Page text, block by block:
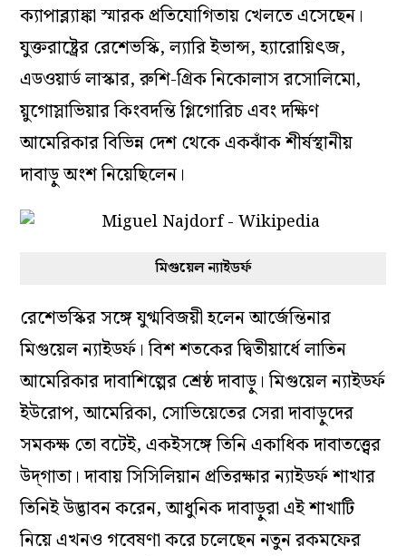
ক্যাপাব্ল্যাঙ্কা স্মারক প্রতিযোগিতায় খেলতে এসেছেন।
যুক্তরাষ্ট্রের রেশেভস্কি, ল্যারি ইভান্স, হ্যারোয়িৎজ,
এডওয়ার্ড লাস্কার, রুশি-গ্রিক নিকোলাস রসোলিমো,
য়ুগোস্লাভিয়ার কিংবদন্তি গ্লিগোরিচ এবং দক্ষিণ
আমেরিকার বিভিন্ন দেশ থেকে একঝাঁক শীর্ষস্থানীয়
দাবাড়ু অংশ নিয়েছিলেন।
মিগুয়েল ন্যাইডর্ফ
রেশেভস্কির সঙ্গে যুগ্মবিজয়ী হলেন আর্জেন্তিনার
মিগুয়েল ন্যাইডর্ফ। বিশ শতকের দ্বিতীয়ার্ধে লাতিন
আমেরিকার দাবাশিল্পের শ্রেষ্ঠ দাবাড়ু। মিগুয়েল ন্যাইডর্ফ
ইউরোপ, আমেরিকা, সোভিয়েতের সেরা দাবাড়ুদের
সমকক্ষ তো বটেই, একইসঙ্গে তিনি একাধিক দাবাতত্ত্বের
উদ্‌গাতা। দাবায় সিসিলিয়ান প্রতিরক্ষার ন্যাইডর্ফ শাখার
তিনিই উদ্ভাবন করেন, আধুনিক দাবাড়ুরা এই শাখাটি
নিয়ে এখনও গবেষণা করে চলেছেন নতুন রকমফের